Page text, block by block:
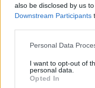
also be disclosed by us
Downstream Participants
Please note that this
not limited to your visit or
grant or deny consent to
use your data for below
Personal Data
I want to opt-out of
personal data.
Opted In
így ezek is könnyen
sötét sárgája, amit
terepezést 47-es
végeztem, nagyjából
fotók alapján. A